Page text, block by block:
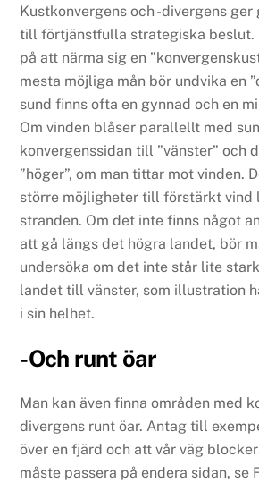
Kustkonvergens och -divergens
till förtjänstfulla strategiska beslut.
på att närma sig en
mesta möjliga mån bör undvika en
sund finns ofta en gynnad och en
Om vinden blåser parallellt med
konvergenssidan till ”vänster” och
”höger”, om man tittar mot vinden.
större möjligheter till förstärkt vind
stranden. Om det inte finns något
att gå längs det högra landet, bör
undersöka om det inte står lite
landet till vänster, som illustration
i sin helhet.
-Och runt öar
Man kan även finna områden med
divergens runt öar. Antag till
över en fjärd och att vår väg
måste passera på endera sidan, se